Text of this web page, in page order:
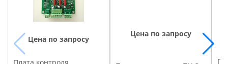
Цена по запросу
Цена по запросу